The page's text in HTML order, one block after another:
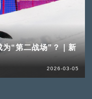
“第二战场”？｜新
2026-03-05